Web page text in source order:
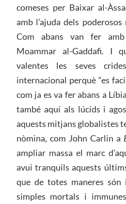
comeses per Baixar al-
amb l’ajuda dels
Com abans van fer
Moammar al-Gaddafi. I
valentes les seves
internacional perquè “es
com ja es va fer abans a
també aquí als lúcids i
aquests mitjans globalistes
nòmina, com John Carlin a
ampliar massa el marc
avui tranquils aquests
que de totes maneres són
simples mortals i